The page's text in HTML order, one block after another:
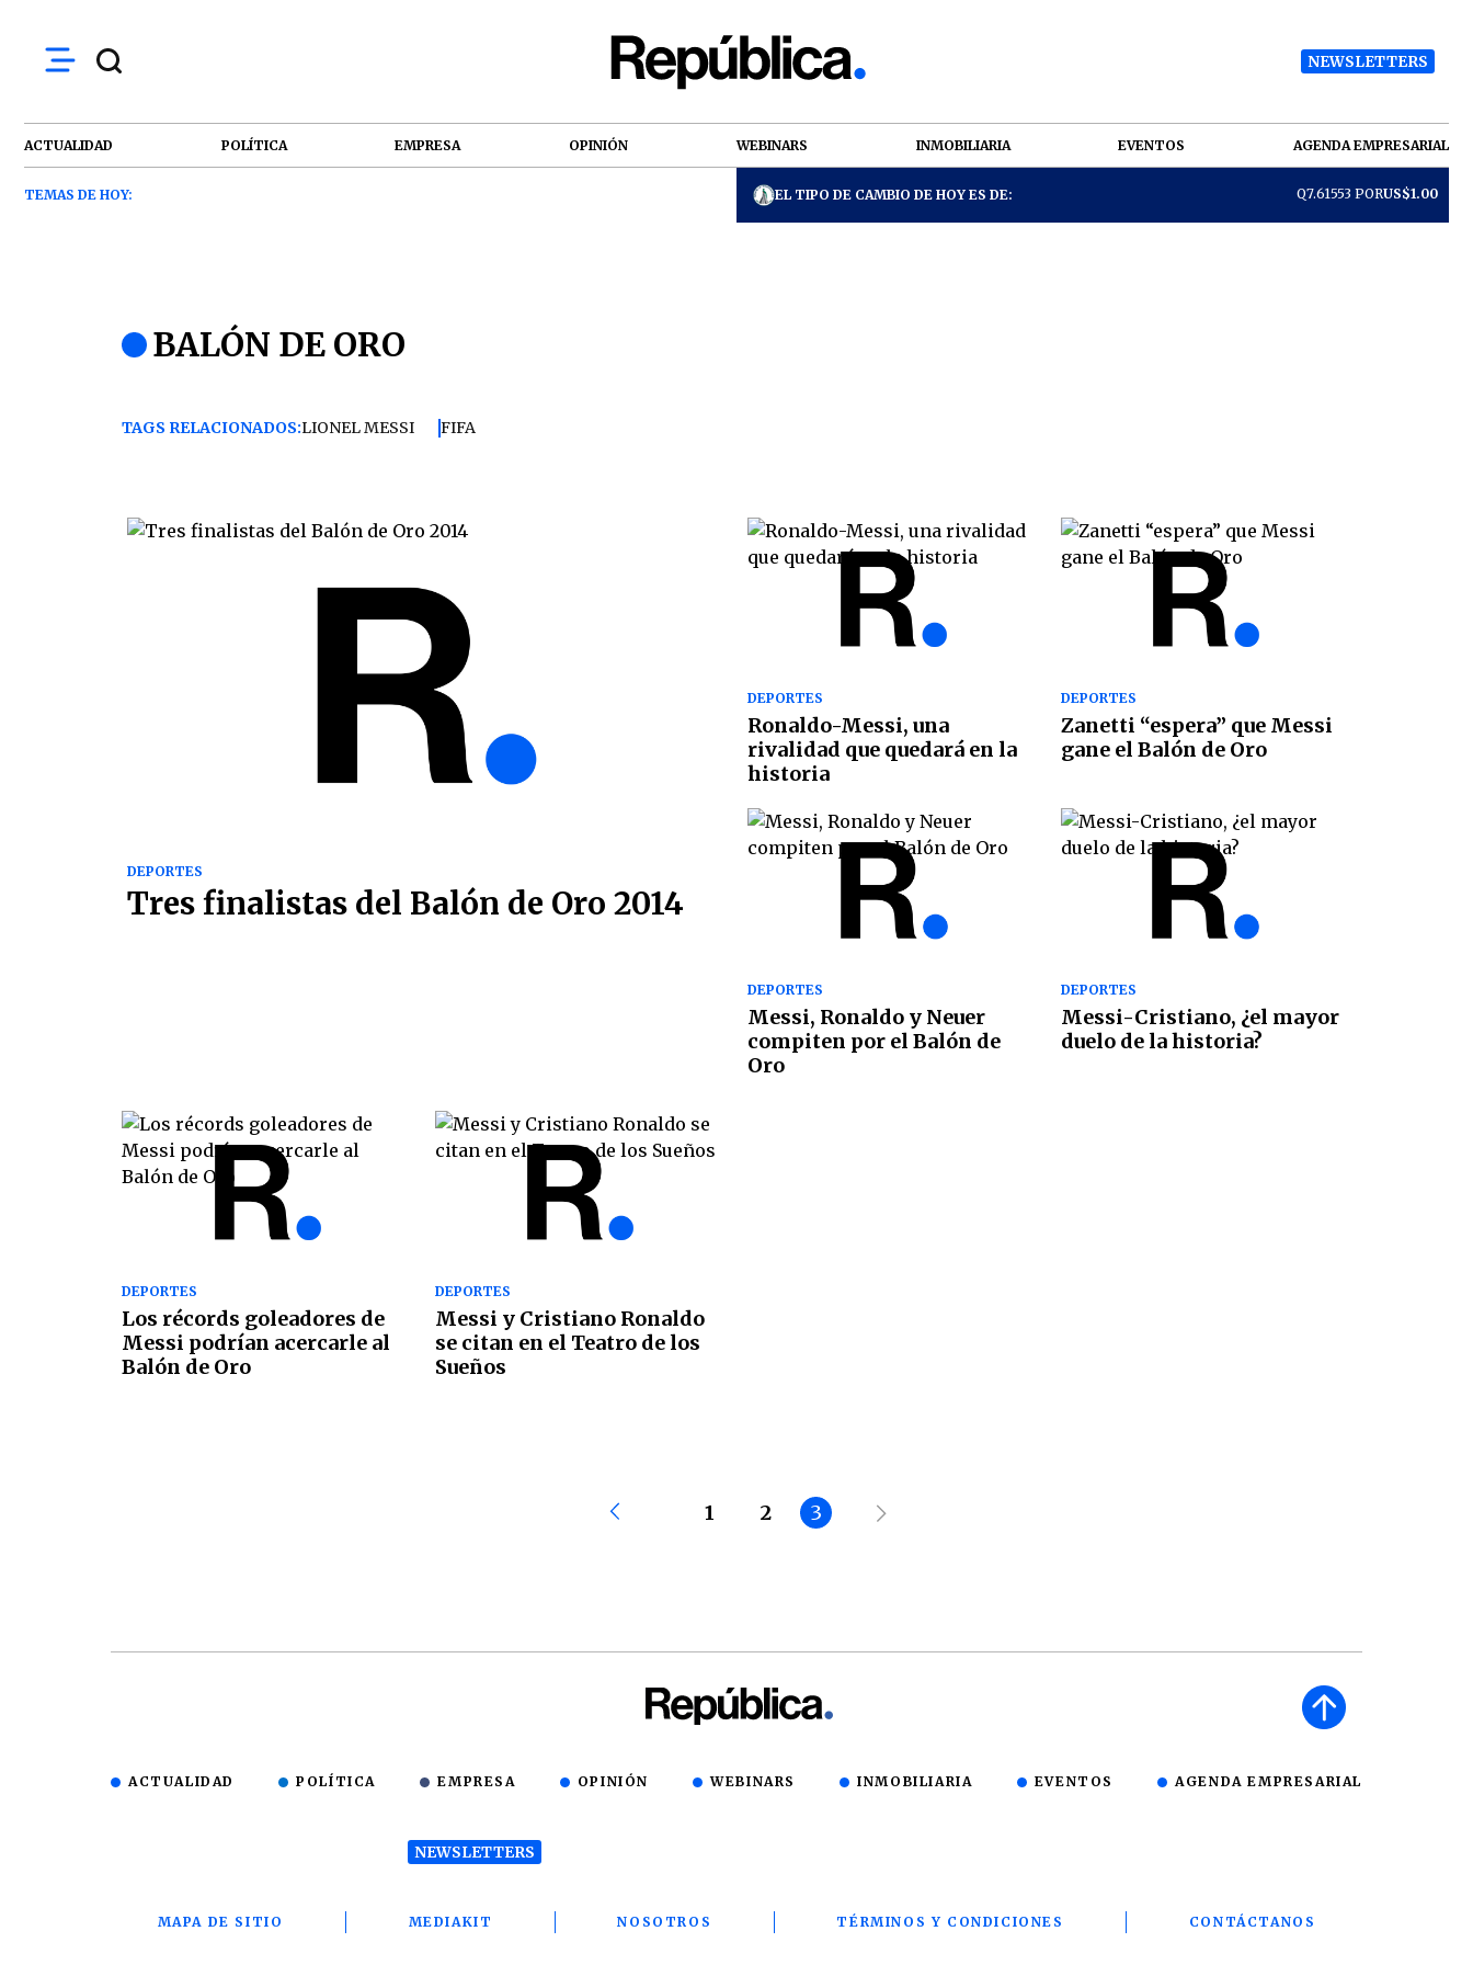
NEWSLETTERS
ACTUALIDAD POLÍTICA EMPRESA OPINIÓN WEBINARS INMOBILIARIA EVENTOS AGENDA EMPRESARIAL
TEMAS DE HOY: EL TIPO DE CAMBIO DE HOY ES DE: Q7.61553 PORUS$1.00
BALÓN DE ORO
TAGS RELACIONADOS:LIONEL MESSI FIFA
DEPORTES
Tres finalistas del Balón de Oro 2014
DEPORTES
Ronaldo-Messi, una
rivalidad que quedará en la
historia
DEPORTES
Zanetti “espera” que Messi
gane el Balón de Oro
DEPORTES
Messi, Ronaldo y Neuer
compiten por el Balón de
Oro
DEPORTES
Messi-Cristiano, ¿el mayor
duelo de la historia?
DEPORTES
Los récords goleadores de
Messi podrían acercarle al
Balón de Oro
DEPORTES
Messi y Cristiano Ronaldo
se citan en el Teatro de los
Sueños
1 2 3
ACTUALIDAD POLÍTICA EMPRESA OPINIÓN WEBINARS INMOBILIARIA EVENTOS AGENDA EMPRESARIAL
NEWSLETTERS
MAPA DE SITIO MEDIAKIT NOSOTROS TÉRMINOS Y CONDICIONES CONTÁCTANOS